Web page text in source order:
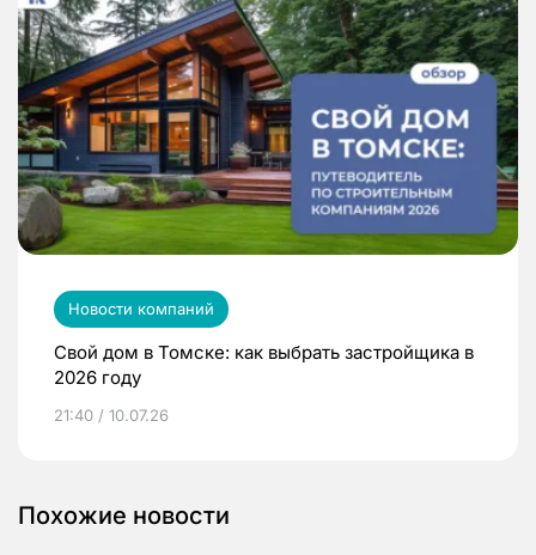
Новости компаний
Свой дом в Томске: как выбрать застройщика в
2026 году
21:40 / 10.07.26
Похожие новости